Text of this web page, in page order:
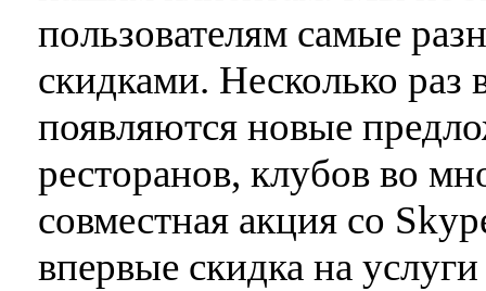
пользователям самые
скидками. Несколько
появляются новые
ресторанов, клубов во
совместная акция со
впервые скидка на